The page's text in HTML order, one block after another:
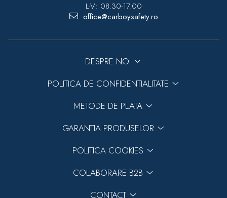
L-V: 08.30-17.00
office@carboysafety.ro
DESPRE NOI
POLITICA DE CONFIDENTIALITATE
METODE DE PLATA
GARANTIA PRODUSELOR
POLITICA COOKIES
COLABORARE B2B
CONTACT